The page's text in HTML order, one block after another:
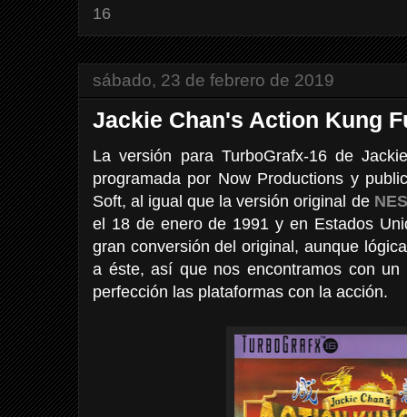
16
sábado, 23 de febrero de 2019
Jackie Chan's Action Kung
La versión para TurboGrafx-16 de
programada por Now Productions y
Soft, al igual que la versión original de NES
el 18 de enero de 1991 y en Estados
gran conversión del original, aunque
a éste, así que nos encontramos con
perfección las plataformas con la acción.